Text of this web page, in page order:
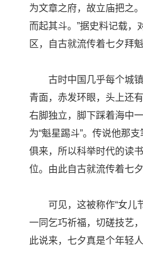
为文章之府，故立庙把之
而起其斗。”据史料记载
区，自古就流传着七夕拜
古时中国几乎每个城
青面，赤发环眼，头上还
右脚独立，脚下踩着海中
为“魁星踢斗”。传说他那
俱来，所以科举时代的读
位。由此自古就流传着七
可见，这被称作“女儿
一同乞巧祈福，切磋技艺
此说来，七夕真是个年轻